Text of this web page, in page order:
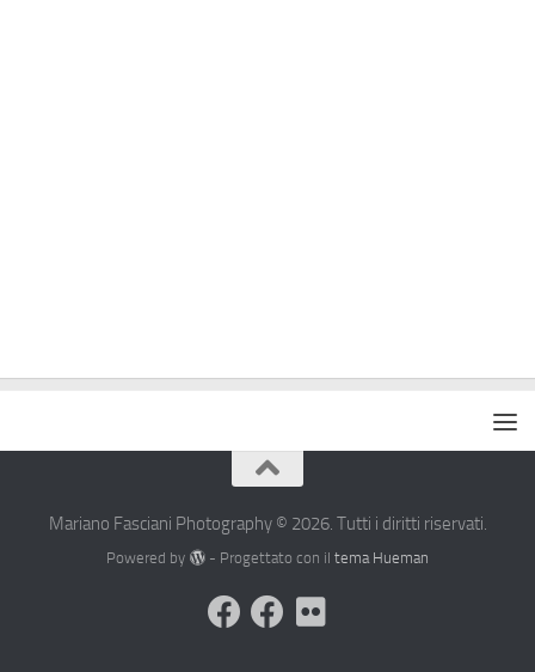
Mariano Fasciani Photography © 2026. Tutti i diritti riservati.
Powered by - Progettato con il tema Hueman